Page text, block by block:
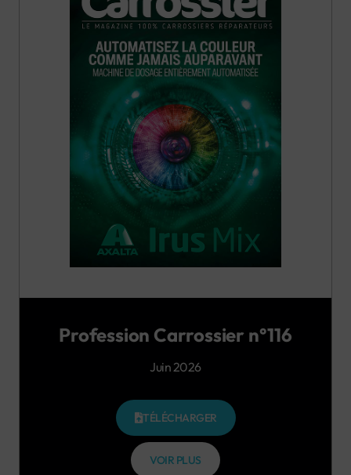
Profession Carrossier n°116
Juin 2026
TÉLÉCHARGER
VOIR PLUS